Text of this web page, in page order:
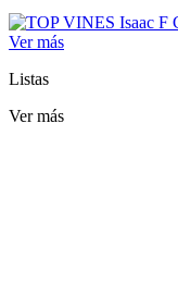
Ver más
Listas
Ver más